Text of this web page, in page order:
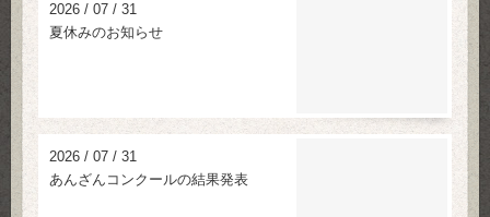
2026 / 07 / 31
夏休みのお知らせ
2026 / 07 / 31
あんざんコンクールの結果発表